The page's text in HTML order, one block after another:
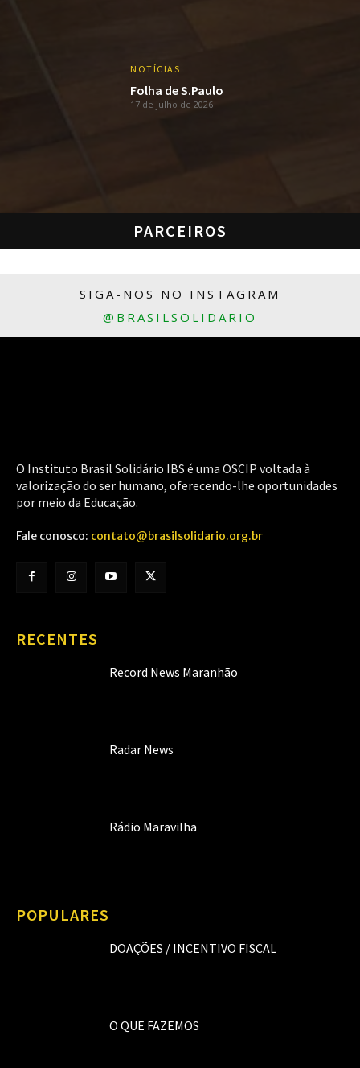
NOTÍCIAS
Folha de S.Paulo
17 de julho de 2026
PARCEIROS
SIGA-NOS NO INSTAGRAM
@BRASILSOLIDARIO
O Instituto Brasil Solidário IBS é uma OSCIP voltada à
valorização do ser humano, oferecendo-lhe oportunidades
por meio da Educação.
Fale conosco: contato@brasilsolidario.org.br
RECENTES
Record News Maranhão
Radar News
Rádio Maravilha
POPULARES
DOAÇÕES / INCENTIVO FISCAL
O QUE FAZEMOS